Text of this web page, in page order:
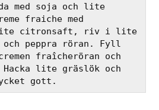
med soja och lite
fraiche med
lite citronsaft, riv i lite
peppra röran. Fyll
fraîcheröran och
Hacka lite gräslök och
gott.